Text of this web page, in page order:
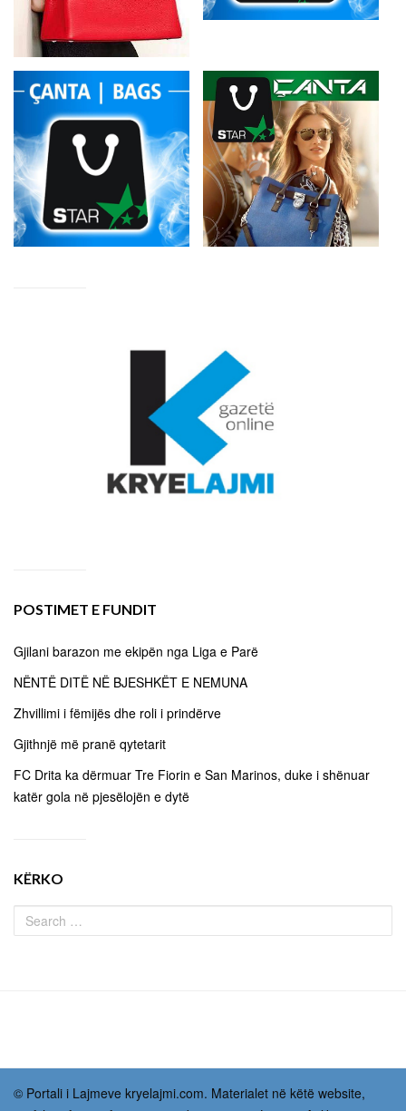
POSTIMET E FUNDIT
Gjilani barazon me ekipën nga Liga e Parë
NËNTË DITË NË BJESHKËT E NEMUNA
Zhvillimi i fëmijës dhe roli i prindërve
Gjithnjë më pranë qytetarit
FC Drita ka dërmuar Tre Fiorin e San Marinos, duke i shënuar
katër gola në pjesëlojën e dytë
KËRKO
© Portali i Lajmeve kryelajmi.com. Materialet në këtë website,